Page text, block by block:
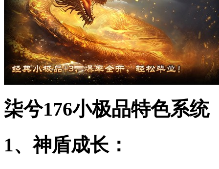
柒兮176小极品特色系统
1、神盾成长：